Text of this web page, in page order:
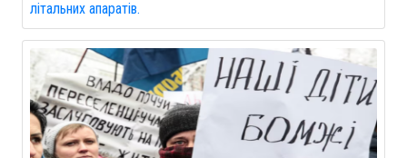
літальних апаратів.